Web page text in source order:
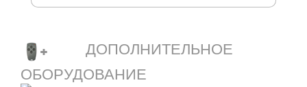
ДОПОЛНИТЕЛЬНОЕ
ОБОРУДОВАНИЕ